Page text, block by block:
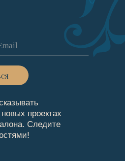
проектах
Следите